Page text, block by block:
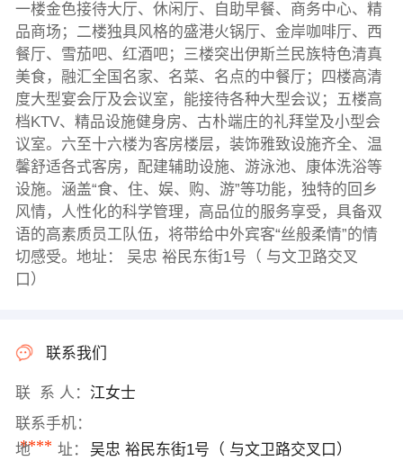
一楼金色接待大厅、休闲厅、自助早餐、商务中心、精
品商场；二楼独具风格的盛港火锅厅、金岸咖啡厅、西
餐厅、雪茄吧、红酒吧；三楼突出伊斯兰民族特色清真
美食，融汇全国名家、名菜、名点的中餐厅；四楼高清
度大型宴会厅及会议室，能接待各种大型会议；五楼高
档KTV、精品设施健身房、古朴端庄的礼拜堂及小型会
议室。六至十六楼为客房楼层，装饰雅致设施齐全、温
馨舒适各式客房，配建辅助设施、游泳池、康体洗浴等
设施。涵盖“食、住、娱、购、游”等功能，独特的回乡
风情，人性化的科学管理，高品位的服务享受，具备双
语的高素质员工队伍，将带给中外宾客“丝般柔情”的情
切感受。地址： 吴忠 裕民东街1号（ 与文卫路交叉
口）
联系我们
联 系 人： 江女士
联系手机：
****
地 址： 吴忠 裕民东街1号（ 与文卫路交叉口）